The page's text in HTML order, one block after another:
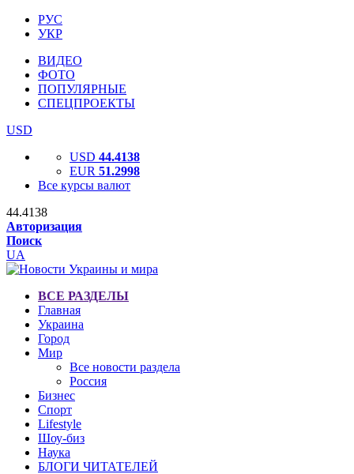
РУС
УКР
ВИДЕО
ФОТО
ПОПУЛЯРНЫЕ
СПЕЦПРОЕКТЫ
USD
USD 44.4138
EUR 51.2998
Все курсы валют
44.4138
Авторизация
Поиск
UA
ВСЕ РАЗДЕЛЫ
Главная
Украина
Город
Мир
Все новости раздела
Россия
Бизнес
Спорт
Lifestyle
Шоу-биз
Наука
БЛОГИ ЧИТАТЕЛЕЙ